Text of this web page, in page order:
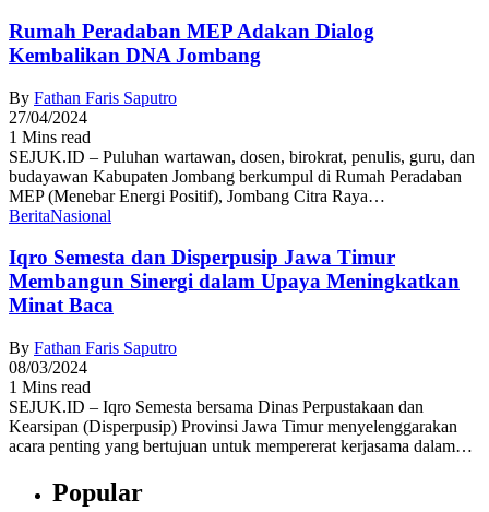
Rumah Peradaban MEP Adakan Dialog
Kembalikan DNA Jombang
By Fathan Faris Saputro
27/04/2024
1 Mins read
SEJUK.ID – Puluhan wartawan, dosen, birokrat, penulis, guru, dan
budayawan Kabupaten Jombang berkumpul di Rumah Peradaban
MEP (Menebar Energi Positif), Jombang Citra Raya…
BeritaNasional
Iqro Semesta dan Disperpusip Jawa Timur
Membangun Sinergi dalam Upaya Meningkatkan
Minat Baca
By Fathan Faris Saputro
08/03/2024
1 Mins read
SEJUK.ID – Iqro Semesta bersama Dinas Perpustakaan dan
Kearsipan (Disperpusip) Provinsi Jawa Timur menyelenggarakan
acara penting yang bertujuan untuk mempererat kerjasama dalam…
Popular